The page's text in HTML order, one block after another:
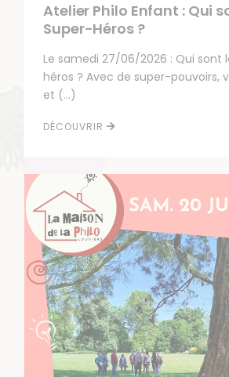
Atelier Philo Enfant : Qui
Super-Héros ?
Le samedi 27/06/2026 : Qui sont
héros ? Avec de super-pouvoirs,
et (…)
DÉCOUVRIR